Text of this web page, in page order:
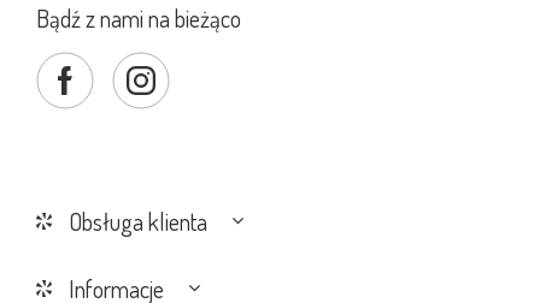
Bądź z nami na bieżąco
Obsługa klienta
Informacje